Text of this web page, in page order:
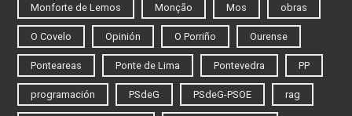
Monforte de Lemos Monção Mos obras
O Covelo Opinión O Porriño Ourense
Ponteareas Ponte de Lima Pontevedra PP
programación PSdeG PSdeG-PSOE rag